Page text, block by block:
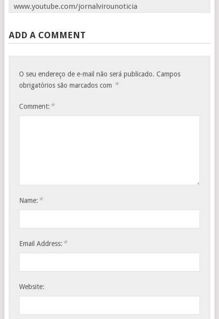
www.youtube.com/jornalvirounoticia
ADD A COMMENT
O seu endereço de e-mail não será publicado. Campos
obrigatórios são marcados com *
Comment: *
Name: *
Email Address: *
Website: